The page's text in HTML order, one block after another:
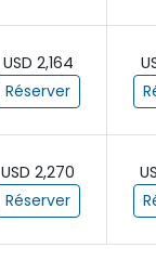
USD 2,164
Réserver
USD 2,270
Réserver